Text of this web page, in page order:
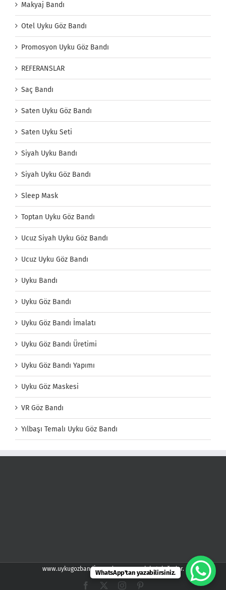
Makyaj Bandı
Otel Uyku Göz Bandı
Promosyon Uyku Göz Bandı
REFERANSLAR
Saç Bandı
Saten Uyku Göz Bandı
Saten Uyku Seti
Siyah Uyku Bandı
Siyah Uyku Göz Bandı
Sleep Mask
Toptan Uyku Göz Bandı
Ucuz Siyah Uyku Göz Bandı
Ucuz Uyku Göz Bandı
Uyku Bandı
Uyku Göz Bandı
Uyku Göz Bandı İmalatı
Uyku Göz Bandı Üretimi
Uyku Göz Bandı Yapımı
Uyku Göz Maskesi
VR Göz Bandı
Yılbaşı Temalı Uyku Göz Bandı
www.uykugozbandi.com demspor web kataloğudur.
Facebook Instagram
WhatsApp'tan yazabilirsiniz.